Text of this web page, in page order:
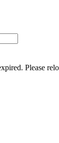
Please